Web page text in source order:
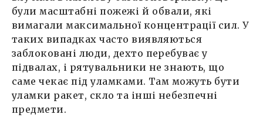
були масштабні пожежі й обвали, які
вимагали максимальної концентрації сил. У
таких випадках часто виявляються
заблоковані люди, дехто перебуває у
підвалах, і рятувальники не знають, що
саме чекає під уламками. Там можуть бути
уламки ракет, скло та інші небезпечні
предмети.